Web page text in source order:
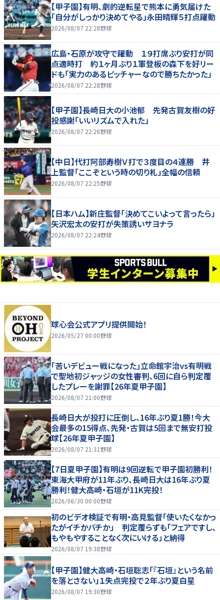
【甲子園】有明、劇的逆転星で熊本に勇気届けた
「自分がしっかり決めてやる」永田晴輝５打点躍動
2026/08/07 22:28野球
広島・石原が攻守で躍動 １９打席ぶり安打が同
点適時打 約１ヶ月ぶり１軍登板の森下を好リー
ドも「実力のあるピッチャーなので勝ちたかった」
2026/08/07 22:28野球
【甲子園】長崎日大の小池郁 先発古賀友樹の好
投感謝「いいリズムで入れた」
2026/08/07 22:26野球
【中日】代打阿部寿樹Ｖ打で３度目の４連勝 井
上監督「ここぞという時の切り札」全幅の信頼
2026/08/07 22:25野球
【日本ハム】新庄監督「決めてこいよって言ったら」
矢沢宏太の安打が失策誘いサヨナラ
2026/08/07 22:24野球
球心会公式アプリ提供開始！
2026/05/27 00:00野球
｢苦いデビュー戦になった｣立命館宇治vs有明戦
で聖地初ジャッジの女性審判、6回に自ら判定覆
したプレーを謝罪【26年夏甲子園】
2026/08/07 21:00野球
長崎日大が投打に圧倒し、16年ぶり夏1勝！今大
会最多の15得点、先発・古賀は5回まで無安打投
球【26年夏甲子園】
2026/08/07 21:31 野球
【7日夏甲子園】有明は9回逆転で甲子園初勝利！
東海大甲府が11年ぶり、長崎日大は16年ぶり夏
勝利！健大高崎・石垣が11K完投！
2026/06/30 00:00野球
初のビデオ検証で有明・高見監督「使いたくなかっ
たがイチかバチか」 判定覆らずも「フェアですし、
もやもやすることなく次にいける」と納得
2026/08/07 19:38野球
【甲子園】健大高崎・石垣聡志「『石垣』という名前
を落とさない」１失点完投で２年ぶり夏白星
2026/08/07 19:30野球